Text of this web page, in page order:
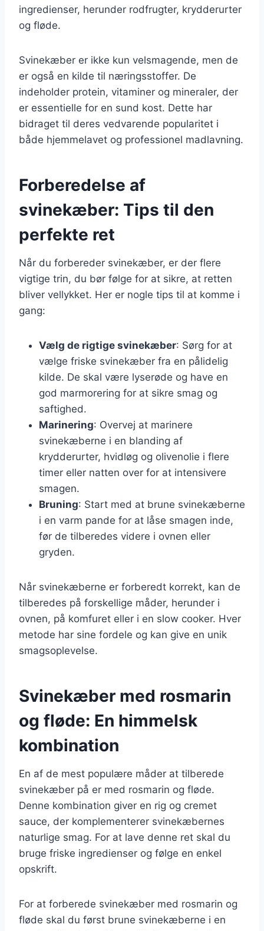
ingredienser, herunder rodfrugter, krydderurter
og fløde.
Svinekæber er ikke kun velsmagende, men de
er også en kilde til næringsstoffer. De
indeholder protein, vitaminer og mineraler, der
er essentielle for en sund kost. Dette har
bidraget til deres vedvarende popularitet i
både hjemmelavet og professionel madlavning.
Forberedelse af
svinekæber: Tips til den
perfekte ret
Når du forbereder svinekæber, er der flere
vigtige trin, du bør følge for at sikre, at retten
bliver vellykket. Her er nogle tips til at komme i
gang:
Vælg de rigtige svinekæber: Sørg for at
vælge friske svinekæber fra en pålidelig
kilde. De skal være lyserøde og have en
god marmorering for at sikre smag og
saftighed.
Marinering: Overvej at marinere
svinekæberne i en blanding af
krydderurter, hvidløg og olivenolie i flere
timer eller natten over for at intensivere
smagen.
Bruning: Start med at brune svinekæberne
i en varm pande for at låse smagen inde,
før de tilberedes videre i ovnen eller
gryden.
Når svinekæberne er forberedt korrekt, kan de
tilberedes på forskellige måder, herunder i
ovnen, på komfuret eller i en slow cooker. Hver
metode har sine fordele og kan give en unik
smagsoplevelse.
Svinekæber med rosmarin
og fløde: En himmelsk
kombination
En af de mest populære måder at tilberede
svinekæber på er med rosmarin og fløde.
Denne kombination giver en rig og cremet
sauce, der komplementerer svinekæbernes
naturlige smag. For at lave denne ret skal du
bruge friske ingredienser og følge en enkel
opskrift.
For at forberede svinekæber med rosmarin og
fløde skal du først brune svinekæberne i en